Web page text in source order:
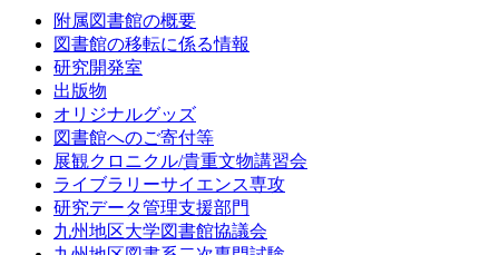
附属図書館の概要
図書館の移転に係る情報
研究開発室
出版物
オリジナルグッズ
図書館へのご寄付等
展観クロニクル/貴重文物講習会
ライブラリーサイエンス専攻
研究データ管理支援部門
九州地区大学図書館協議会